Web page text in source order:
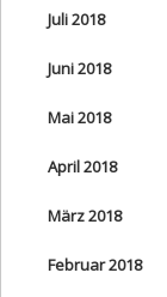
Juli 2018
Juni 2018
Mai 2018
April 2018
März 2018
Februar 2018